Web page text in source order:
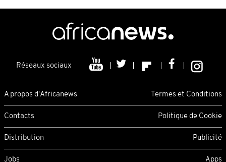
Réseaux sociaux
A propos d'Africanews Termes et Conditions
Contacts Politique de Cookie
Distribution Publicité
Jobs Apps